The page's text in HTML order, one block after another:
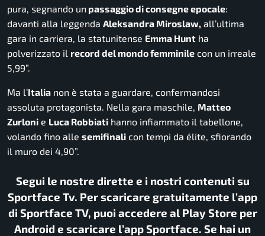
pura, segnando un passaggio di consegne epocale:
davanti alla leggenda Aleksandra Miroslaw, all’ultima
gara in carriera, la statunitense Emma Hunt ha
polverizzato il record del mondo femminile con un irreale
5,99”.
Ma l’Italia non è stata a guardare, confermandosi
assoluta protagonista. Nella gara maschile, Matteo
Zurloni e Luca Robbiati hanno infiammato il tabellone,
volando fino alle semifinali con tempi da élite, sfiorando
il muro dei 4,90”.
Segui le nostre dirette e i nostri contenuti su
Sportface Tv. Per scaricare gratuitamente l’app
di Sportface TV, puoi accedere al Play Store per
Android e scaricare l’app Sportface. Se hai un